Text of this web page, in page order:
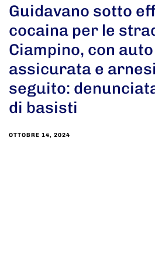
Guidavano sotto
cocaina per le
Ciampino, con
assicurata e
seguito:
di basisti
OTTOBRE 14, 2024